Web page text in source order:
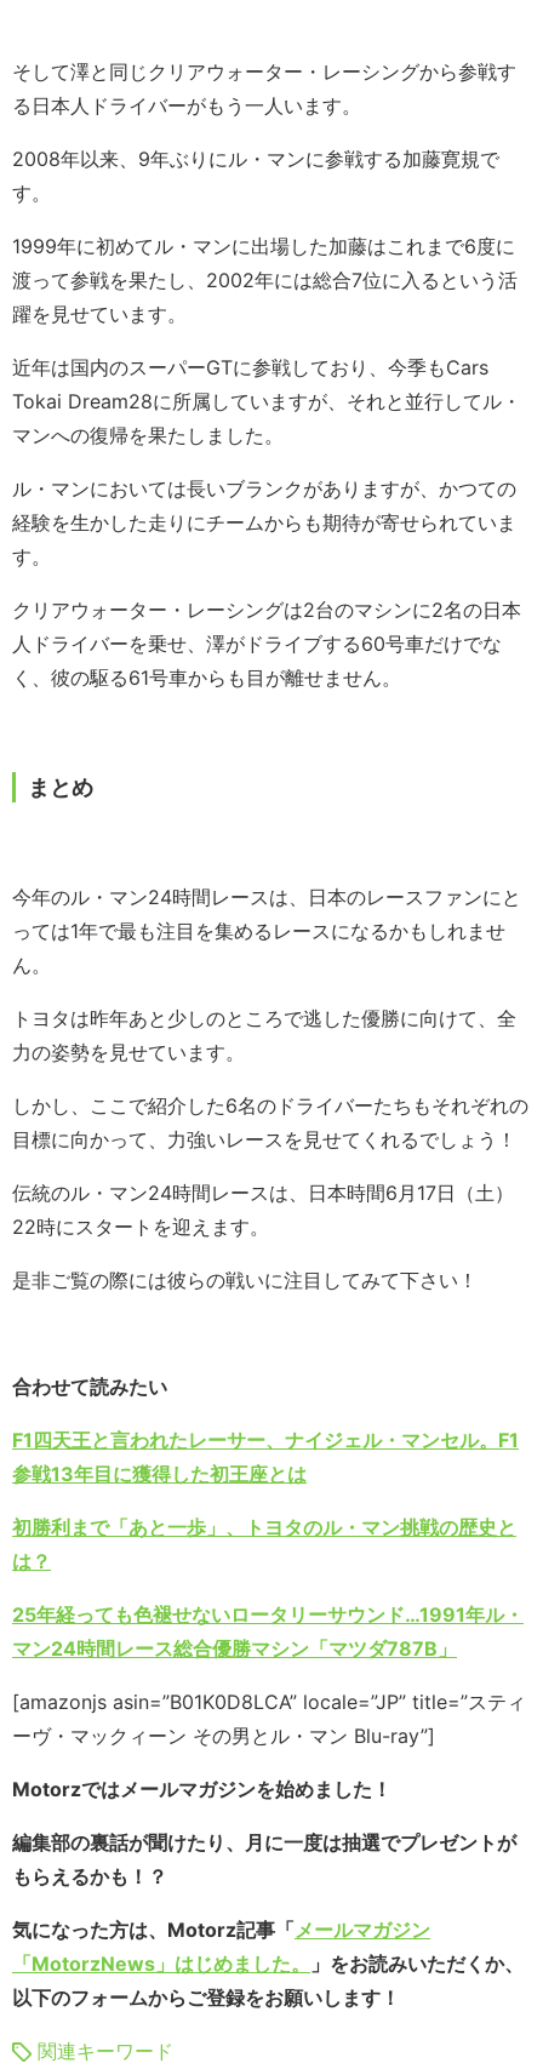
そして澤と同じクリアウォーター・レーシングから参戦す
る日本人ドライバーがもう一人います。
2008年以来、9年ぶりにル・マンに参戦する加藤寛規で
す。
1999年に初めてル・マンに出場した加藤はこれまで6度に
渡って参戦を果たし、2002年には総合7位に入るという活
躍を見せています。
近年は国内のスーパーGTに参戦しており、今季もCars
Tokai Dream28に所属していますが、それと並行してル・
マンへの復帰を果たしました。
ル・マンにおいては長いブランクがありますが、かつての
経験を生かした走りにチームからも期待が寄せられていま
す。
クリアウォーター・レーシングは2台のマシンに2名の日本
人ドライバーを乗せ、澤がドライブする60号車だけでな
く、彼の駆る61号車からも目が離せません。
まとめ
今年のル・マン24時間レースは、日本のレースファンにと
っては1年で最も注目を集めるレースになるかもしれませ
ん。
トヨタは昨年あと少しのところで逃した優勝に向けて、全
力の姿勢を見せています。
しかし、ここで紹介した6名のドライバーたちもそれぞれの
目標に向かって、力強いレースを見せてくれるでしょう！
伝統のル・マン24時間レースは、日本時間6月17日（土）
22時にスタートを迎えます。
是非ご覧の際には彼らの戦いに注目してみて下さい！
合わせて読みたい
F1四天王と言われたレーサー、ナイジェル・マンセル。F1
参戦13年目に獲得した初王座とは
初勝利まで「あと一歩」、トヨタのル・マン挑戦の歴史と
は？
25年経っても色褪せないロータリーサウンド…1991年ル・
マン24時間レース総合優勝マシン「マツダ787B」
[amazonjs asin=”B01K0D8LCA” locale=”JP” title=”スティ
ーヴ・マックィーン その男とル・マン Blu-ray”]
Motorzではメールマガジンを始めました！
編集部の裏話が聞けたり、月に一度は抽選でプレゼントが
もらえるかも！？
気になった方は、Motorz記事「メールマガジン
「MotorzNews」はじめました。
」をお読みいただくか、
以下のフォームからご登録をお願いします！
関連キーワード